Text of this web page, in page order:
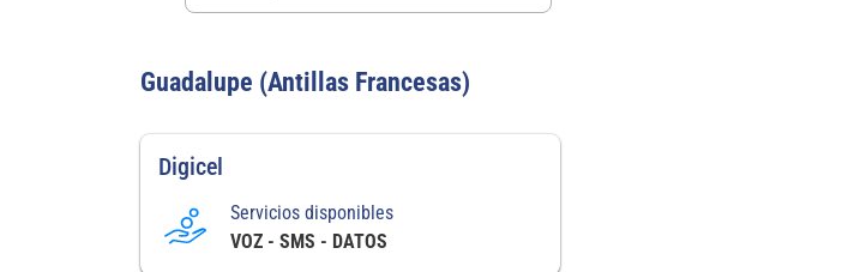
Guadalupe (Antillas Francesas)
Digicel
Servicios disponibles
VOZ - SMS - DATOS